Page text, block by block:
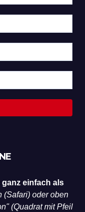
ganz einfach als
(Safari) oder oben
(Quadrat mit Pfeil